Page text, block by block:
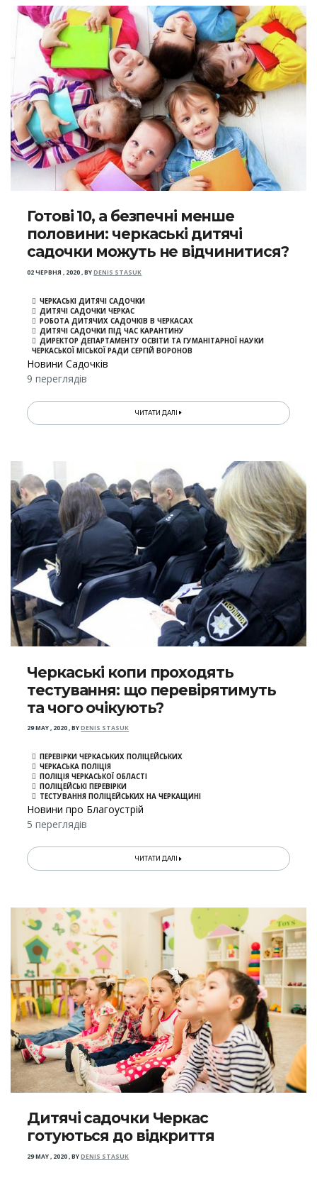
Готові 10, а безпечні менше
половини: черкаські дитячі
садочки можуть не відчинитися?
02 ЧЕРВНЯ , 2020,BYDENIS STASUK
ЧЕРКАСЬКІ ДИТЯЧІ САДОЧКИ
ДИТЯЧІ САДОЧКИ ЧЕРКАС
РОБОТА ДИТЯЧИХ САДОЧКІВ В ЧЕРКАСАХ
ДИТЯЧІ САДОЧКИ ПІД ЧАС КАРАНТИНУ
ДИРЕКТОР ДЕПАРТАМЕНТУ ОСВІТИ ТА ГУМАНІТАРНОЇ НАУКИ
ЧЕРКАСЬКОЇ МІСЬКОЇ РАДИ СЕРГІЙ ВОРОНОВ
Новини Садочків
9 переглядів
ЧИТАТИ ДАЛІ
Черкаські копи проходять
тестування: що перевірятимуть
та чого очікують?
29 MAY , 2020,BYDENIS STASUK
ПЕРЕВІРКИ ЧЕРКАСЬКИХ ПОЛІЦЕЙСЬКИХ
ЧЕРКАСЬКА ПОЛІЦІЯ
ПОЛІЦІЯ ЧЕРКАСЬКОЇ ОБЛАСТІ
ПОЛІЦЕЙСЬКІ ПЕРЕВІРКИ
ТЕСТУВАННЯ ПОЛІЦЕЙСЬКИХ НА ЧЕРКАЩИНІ
Новини про Благоустрій
5 переглядів
ЧИТАТИ ДАЛІ
Дитячі садочки Черкас
готуються до відкриття
29 MAY , 2020,BYDENIS STASUK